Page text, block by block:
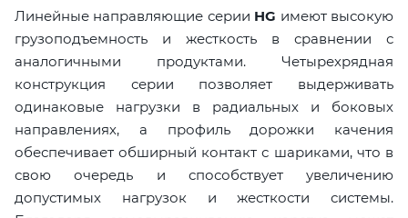
Линейные направляющие серии HG имеют высокую
грузоподъемность и жесткость в сравнении с
аналогичными продуктами. Четырехрядная
конструкция серии позволяет выдерживать
одинаковые нагрузки в радиальных и боковых
направлениях, а профиль дорожки качения
обеспечивает обширный контакт с шариками, что в
свою очередь и способствует увеличению
допустимых нагрузок и жесткости системы.